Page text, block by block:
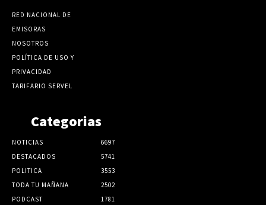
RED NACIONAL DE
EMISORAS
NOSOTROS
POLÍTICA DE USO Y
PRIVACIDAD
TARIFARIO SERVEL
Categorias
NOTICIAS
6697
DESTACADOS
5741
POLITICA
3553
TODA TU MAÑANA
2502
PODCAST
1781